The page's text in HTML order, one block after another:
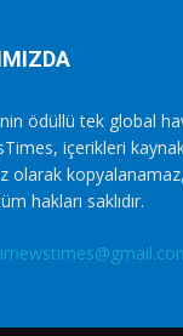
ödüllü tek global
içerikleri
olarak
hakları saklıdır.